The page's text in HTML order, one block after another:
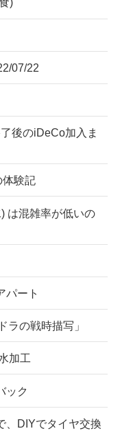
07/22
後のiDeCo加入ま
験記
は混雑率が低いの
ート
の戦時描写」
加工
ック
、DIYでタイヤ交換